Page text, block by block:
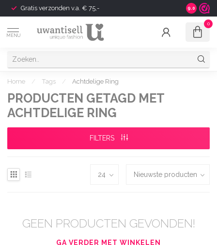
Gratis verzonden v.a. € 75,- Shipping
9.0
MENU
0
Home / Tags / Achtdelige Ring
PRODUCTEN GETAGD MET
ACHTDELIGE RING
FILTERS
GEEN PRODUCTEN GEVONDEN!
GA VERDER MET WINKELEN